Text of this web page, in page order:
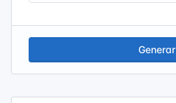
Generar